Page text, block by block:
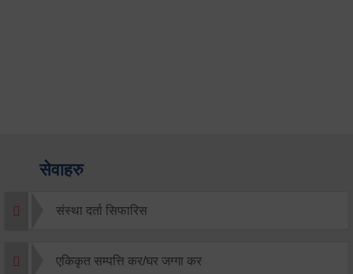
सेवाहरु
संस्था दर्ता सिफारिस
एकिकृत सम्पत्ति कर/घर जग्गा कर